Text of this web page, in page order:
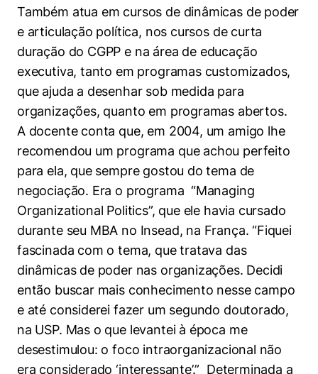
Também atua em cursos de dinâmicas de poder
e articulação política, nos cursos de curta
duração do CGPP e na área de educação
executiva, tanto em programas customizados,
que ajuda a desenhar sob medida para
organizações, quanto em programas abertos.
A docente conta que, em 2004, um amigo lhe
recomendou um programa que achou perfeito
para ela, que sempre gostou do tema de
negociação. Era o programa “Managing
Organizational Politics”, que ele havia cursado
durante seu MBA no Insead, na França. “Fiquei
fascinada com o tema, que tratava das
dinâmicas de poder nas organizações. Decidi
então buscar mais conhecimento nesse campo
e até considerei fazer um segundo doutorado,
na USP. Mas o que levantei à época me
desestimulou: o foco intraorganizacional não
era considerado ‘interessante’.” Determinada a